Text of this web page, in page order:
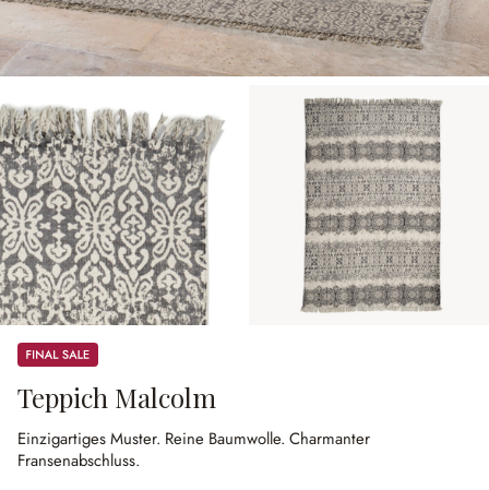
Sale
Teppich Malcolm
Einzigartiges Muster. Reine Baumwolle. Charmanter
Fransenabschluss.